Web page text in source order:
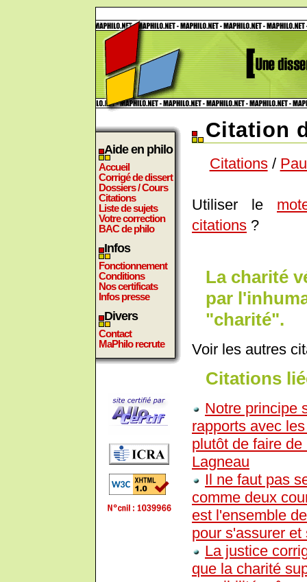
Aide en philo
Accueil
Corrigé de dissert
Dossiers / Cours
Citations
Liste de sujets
Votre correction
BAC de philo
Infos
Fonctionnement
Conditions
Nos certificats
Infos presse
Divers
Contact
MaPhilo recrute
Citation
Citations/
Utiliser le
citations ?
La charité
par
"charité".
Voir les autres
Citations
Notre principe
rapports avec
plutôt de faire
Lagneau
Il ne faut pas
comme deux
est l'ensemble
pour s'assurer
La justice
que la charité